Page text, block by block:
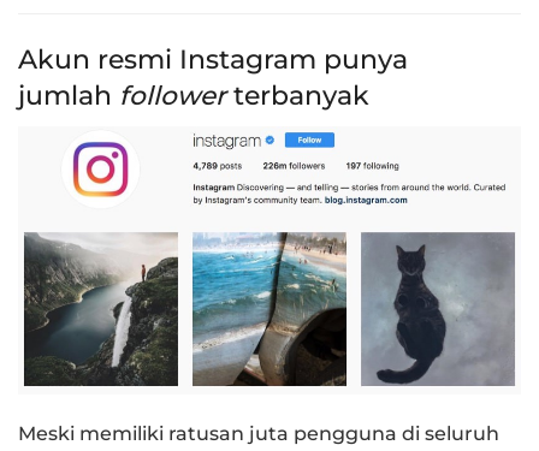
Akun resmi Instagram punya
jumlah followerterbanyak
Meski memiliki ratusan juta pengguna di seluruh